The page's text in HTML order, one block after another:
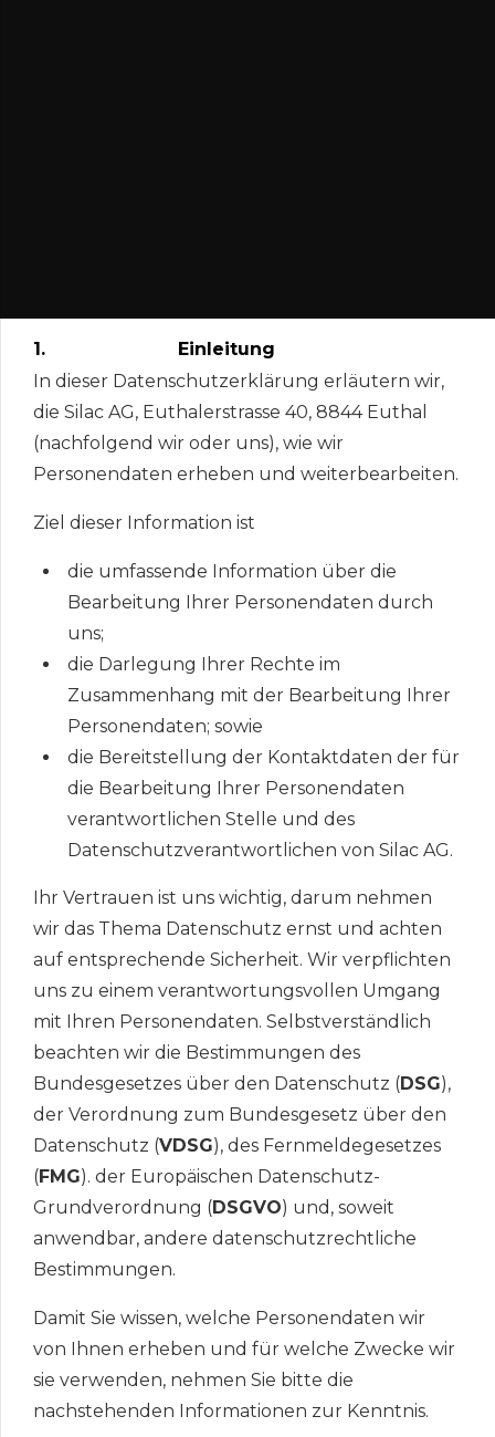
1. Einleitung
In dieser Datenschutzerklärung erläutern wir,
die Silac AG, Euthalerstrasse 40, 8844 Euthal
(nachfolgend wir oder uns), wie wir
Personendaten erheben und weiterbearbeiten.
Ziel dieser Information ist
die umfassende Information über die
Bearbeitung Ihrer Personendaten durch
uns;
die Darlegung Ihrer Rechte im
Zusammenhang mit der Bearbeitung Ihrer
Personendaten; sowie
die Bereitstellung der Kontaktdaten der für
die Bearbeitung Ihrer Personendaten
verantwortlichen Stelle und des
Datenschutzverantwortlichen von Silac AG.
Ihr Vertrauen ist uns wichtig, darum nehmen
wir das Thema Datenschutz ernst und achten
auf entsprechende Sicherheit. Wir verpflichten
uns zu einem verantwortungsvollen Umgang
mit Ihren Personendaten. Selbstverständlich
beachten wir die Bestimmungen des
Bundesgesetzes über den Datenschutz (DSG),
der Verordnung zum Bundesgesetz über den
Datenschutz (VDSG), des Fernmeldegesetzes
(FMG). der Europäischen Datenschutz-
Grundverordnung (DSGVO) und, soweit
anwendbar, andere datenschutzrechtliche
Bestimmungen.
Damit Sie wissen, welche Personendaten wir
von Ihnen erheben und für welche Zwecke wir
sie verwenden, nehmen Sie bitte die
nachstehenden Informationen zur Kenntnis.